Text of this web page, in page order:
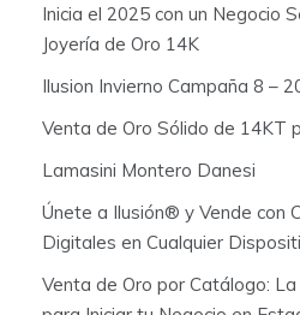
Inicia el 2025 con un Negocio
Joyería de Oro 14K
Ilusion Invierno Campaña 8 –
Venta de Oro Sólido de 14KT
Lamasini Montero Danesi
Únete a Ilusión® y Vende con
Digitales en Cualquier
Venta de Oro por Catálogo: